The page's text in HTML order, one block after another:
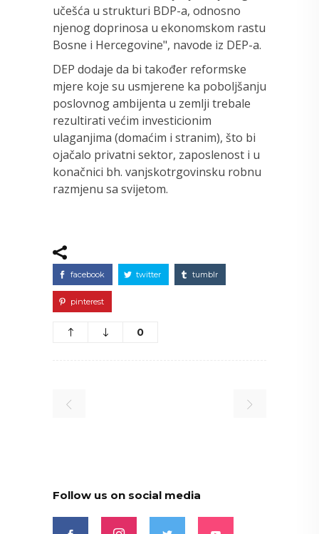
učešća u strukturi BDP-a, odnosno
njenog doprinosa u ekonomskom rastu
Bosne i Hercegovine", navode iz DEP-a.
DEP dodaje da bi također reformske
mjere koje su usmjerene ka poboljšanju
poslovnog ambijenta u zemlji trebale
rezultirati većim investicionim
ulaganjima (domaćim i stranim), što bi
ojačalo privatni sektor, zaposlenost i u
konačnici bh. vanjskotrgovinsku robnu
razmjenu sa svijetom.
facebook twitter tumblr
pinterest
0
Follow us on social media